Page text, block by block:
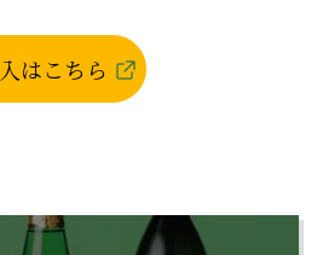
はこちら